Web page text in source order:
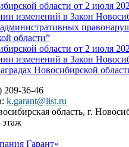
области от 2 июля
изменений в Закон
области”
области от 2 июля
изменений в Закон
Новосибирской
209-36-46
k.garant@list.ru
область, г.
Гарант»